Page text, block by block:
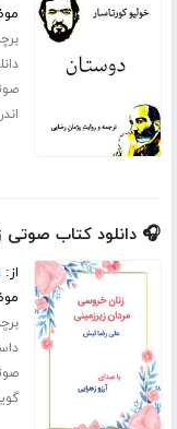
🎧 دانلود کتاب صوتی
از: